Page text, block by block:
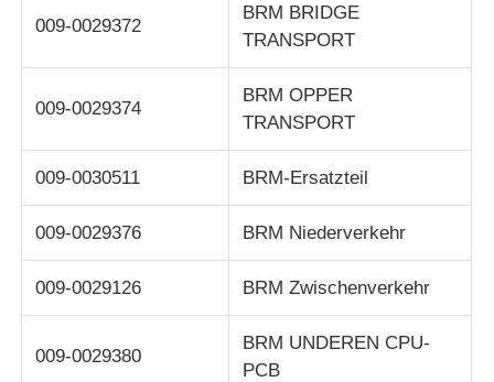
Geldautomat
009-0029372
BRM BRIDGE
TRANSPORT
009-0029374
BRM OPPER
TRANSPORT
009-0030511 BRM-Ersatzteil
009-0029376 BRM Niederverkehr
009-0029126 BRM Zwischenverkehr
009-0029380
BRM UNDEREN CPU-
PCB